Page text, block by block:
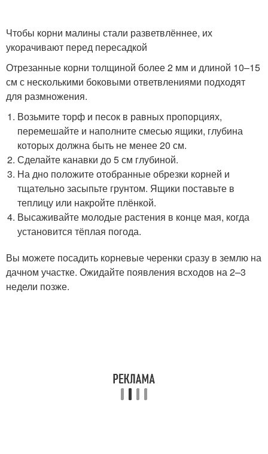
Чтобы корни малины стали разветвлённее, их
укорачивают перед пересадкой
Отрезанные корни толщиной более 2 мм и длиной 10–15
см с несколькими боковыми ответвлениями подходят
для размножения.
Возьмите торф и песок в равных пропорциях,
перемешайте и наполните смесью ящики, глубина
которых должна быть не менее 20 см.
Сделайте канавки до 5 см глубиной.
На дно положите отобранные обрезки корней и
тщательно засыпьте грунтом. Ящики поставьте в
теплицу или накройте плёнкой.
Высаживайте молодые растения в конце мая, когда
установится тёплая погода.
Вы можете посадить корневые черенки сразу в землю на
дачном участке. Ожидайте появления всходов на 2–3
недели позже.